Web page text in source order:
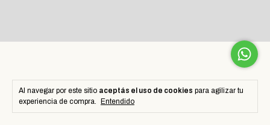
Al navegar por este sitio aceptás el uso de cookies para agilizar tu
experiencia de compra.
Entendido